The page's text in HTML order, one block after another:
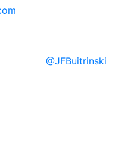
@JFBuitrinski